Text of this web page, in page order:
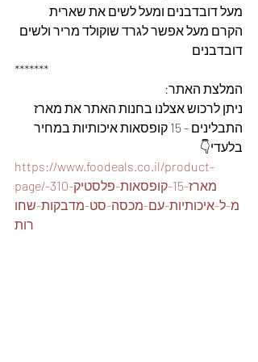
מעל דובדבנים ומעל לשים את שארית
הקרם מעל אפשר לגרד שוקולד מריר ולשים
דובדבנים
*******
המלצת האתר:
ניתן לרכוש אצלנו בחנות האתר את מארז
התבלינים - 15 קופסאות איכותיות במחיר
בלעדי👇
https://www.foodeals.co.il/product-
page/מארז-15-קופסאות-פלסטיק-310-
מ-ל-איכותיות-עם-מכסה-סט-מדבקות-שחו
רות